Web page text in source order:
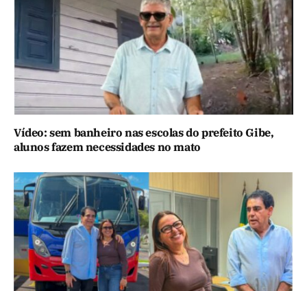
Vídeo: sem banheiro nas escolas do prefeito Gibe,
alunos fazem necessidades no mato